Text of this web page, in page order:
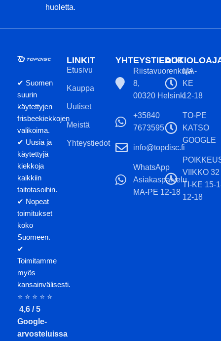
huoletta.
✔ Suomen
suurin
käytettyjen
frisbeekiekkojen
valikoima.
✔ Uusia ja
käytettyjä
kiekkoja
kaikkiin
taitotasoihin.
✔ Nopeat
toimitukset
koko
Suomeen.
✔
Toimitamme
myös
kansainvälisesti.
⭐ ⭐ ⭐ ⭐ ⭐
4,6 / 5
Google-
arvosteluissa
LINKIT
Etusivu
Kauppa
Uutiset
Meistä
Yhteystiedot
YHTEYSTIEDOT
Riistavuorenkuja
8,
00320 Helsinki
+35840
7673595
info@topdisc.fi
WhatsApp
Asiakaspalvelu
MA-PE 12-18
MA-
KE
12-18
TO-PE
KATSO
GOOGLE
VIIKKO 32
TI-KE 15-
12-18